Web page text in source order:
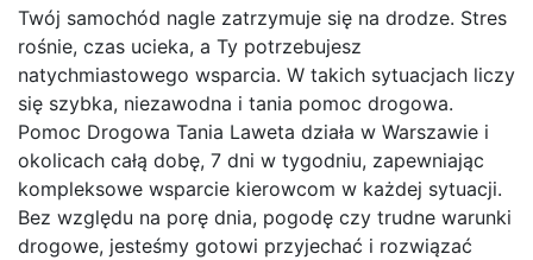
Twój samochód nagle zatrzymuje się na drodze. Stres
rośnie, czas ucieka, a Ty potrzebujesz
natychmiastowego wsparcia. W takich sytuacjach liczy
się szybka, niezawodna i tania pomoc drogowa.
Pomoc Drogowa Tania Laweta działa w Warszawie i
okolicach całą dobę, 7 dni w tygodniu, zapewniając
kompleksowe wsparcie kierowcom w każdej sytuacji.
Bez względu na porę dnia, pogodę czy trudne warunki
drogowe, jesteśmy gotowi przyjechać i rozwiązać